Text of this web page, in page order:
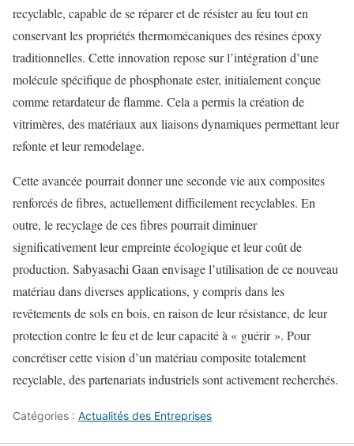
recyclable, capable de se réparer et de résister au feu tout en
conservant les propriétés thermomécaniques des résines époxy
traditionnelles. Cette innovation repose sur l’intégration d’une
molécule spécifique de phosphonate ester, initialement conçue
comme retardateur de flamme. Cela a permis la création de
vitrimères, des matériaux aux liaisons dynamiques permettant leur
refonte et leur remodelage.
Cette avancée pourrait donner une seconde vie aux composites
renforcés de fibres, actuellement difficilement recyclables. En
outre, le recyclage de ces fibres pourrait diminuer
significativement leur empreinte écologique et leur coût de
production. Sabyasachi Gaan envisage l’utilisation de ce nouveau
matériau dans diverses applications, y compris dans les
revêtements de sols en bois, en raison de leur résistance, de leur
protection contre le feu et de leur capacité à « guérir ». Pour
concrétiser cette vision d’un matériau composite totalement
recyclable, des partenariats industriels sont activement recherchés.
Catégories : Actualités des Entreprises